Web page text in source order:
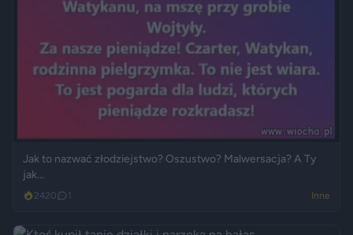
Jak to nazwać złodziejstwo? Oszustwo? Malwersacja? A Ty
jak...
2420 1 Inne